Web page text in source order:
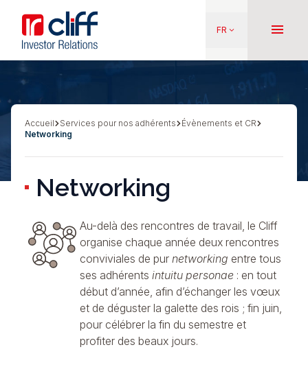
contenu
principal
Aller directement au contenu
FR keyboard_arrow_down menu
Fil
Accueil Services pour nos adhérents
Évènements et CR
Networking
Networking
Au-delà des rencontres de travail, le Cliff
organise chaque année deux rencontres
conviviales de pur networking entre tous
ses adhérents intuitu personae : en tout
début d’année, afin d’échanger les vœux
et de déguster la galette des rois ; fin juin,
pour célébrer la fin du semestre et
profiter des beaux jours.